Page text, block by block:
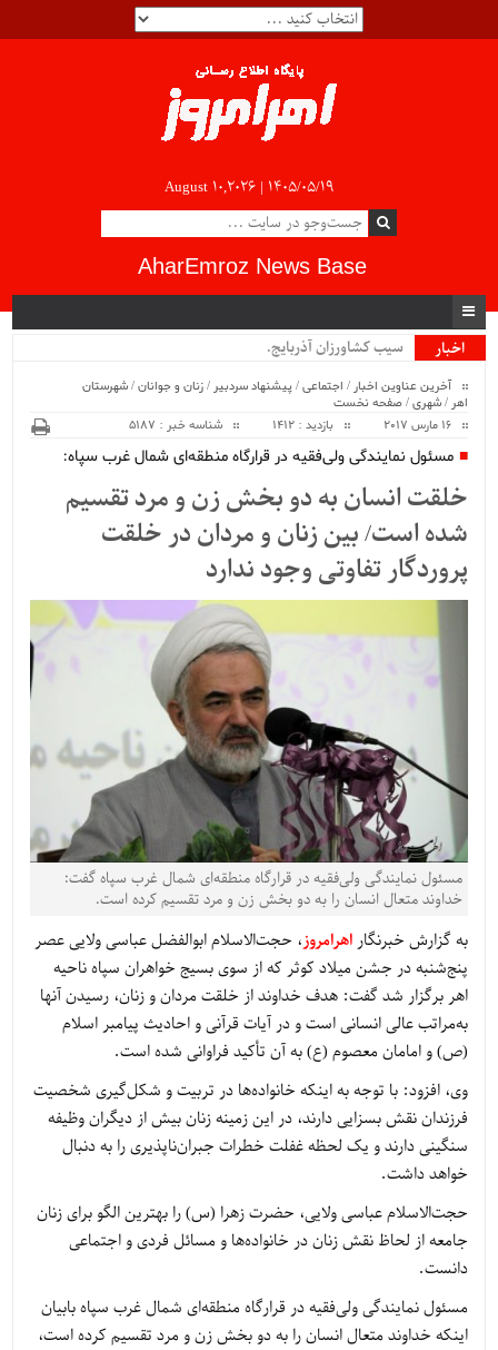
August 10,2026 | ۱۴۰۵/۰۵/۱۹
AharEmroz News Base
اخبار
سیب کشاورزان آذربایجان ش.
آخرین عناوین اخبار / اجتماعی/پیشنهاد سردبیر /زنان و جوانان/شهرستان
اهر /شهری/صفحه نخست
16 مارس 2017
بازدید : 1412 شناسه خبر : 5187
مسئول نمایندگی ولی‌فقیه در قرارگاه منطقه‌ای شمال غرب سپاه:
خلقت انسان به دو بخش زن و مرد تقسیم
شده است/ بین زنان و مردان در خلقت
پروردگار تفاوتی وجود ندارد
مسئول نمایندگی ولی‌فقیه در قرارگاه منطقه‌ای شمال غرب سپاه گفت:
خداوند متعال انسان را به دو بخش زن و مرد تقسیم کرده است.
به گزارش خبرنگاراهرامروز، حجت‌الاسلام ابوالفضل عباسی ولایی عصر
پنج‌شنبه در جشن میلاد کوثر که از سوی بسیج خواهران سپاه ناحیه
اهر برگزار شد گفت: هدف خداوند از خلقت مردان و زنان، رسیدن آنها
به‌مراتب عالی انسانی است و در آیات قرآنی و احادیث پیامبر اسلام
(ص) و امامان معصوم (ع) به آن تأکید فراوانی شده است.
وی، افزود: با توجه به اینکه خانواده‌ها در تربیت و شکل‌گیری شخصیت
فرزندان نقش بسزایی دارند، در این زمینه زنان بیش از دیگران وظیفه
سنگینی دارند و یک لحظه غفلت خطرات جبران‌ناپذیری را به دنبال
خواهد داشت.
حجت‌الاسلام عباسی ولایی، حضرت زهرا (س) را بهترین الگو برای زنان
جامعه از لحاظ نقش زنان در خانواده‌ها و مسائل فردی و اجتماعی
دانست.
مسئول نمایندگی ولی‌فقیه در قرارگاه منطقه‌ای شمال غرب سپاه بابیان
اینکه خداوند متعال انسان را به دو بخش زن و مرد تقسیم کرده است،